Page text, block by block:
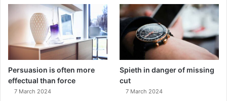
Persuasion is often more
effectual than force
7 March 2024
Spieth in danger of missing
cut
7 March 2024